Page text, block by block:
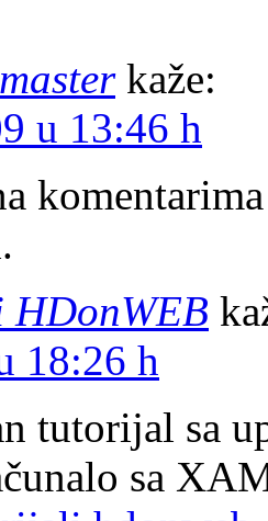
kaže:
u 13:46 h
18:26 h
tutorijal sa
sa